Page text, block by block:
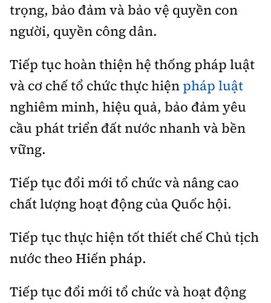
trọng, bảo đảm và bảo vệ quyền con
người, quyền công dân.
Tiếp tục hoàn thiện hệ thống pháp luật
và cơ chế tổ chức thực hiệnpháp luật
nghiêm minh, hiệu quả, bảo đảm yêu
cầu phát triển đất nước nhanh và bền
vững.
Tiếp tục đổi mới tổ chức và nâng cao
chất lượng hoạt động của Quốc hội.
Tiếp tục thực hiện tốt thiết chế Chủ tịch
nước theo Hiến pháp.
Tiếp tục đổi mới tổ chức và hoạt động